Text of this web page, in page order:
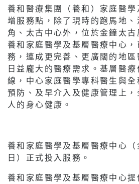
養和醫療集團（養和）家庭醫
增服務點，除了現時的跑馬地
角、太古中心外，位於金鐘太古
養和家庭醫學及基層醫療中心，
務，連成更完善、更廣闊的地
日益龐大的醫療需求。基層醫
線，中心家庭醫學專科醫生與
預防、及早介入及健康管理上，
人的身心健康。
養和家庭醫學及基層醫療中心
日）正式投入服務。
養和家庭醫學及基層醫療中心